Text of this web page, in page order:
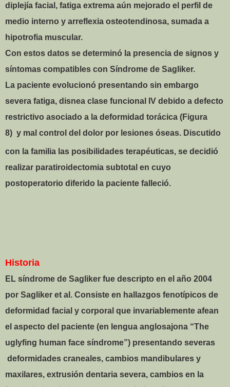
diplejía facial, fatiga extrema aún mejorado el perfil de
medio interno y arreflexia osteotendinosa, sumada a
hipotrofia muscular.
Con estos datos se determinó la presencia de signos y
síntomas compatibles con Síndrome de Sagliker.
La paciente evolucionó presentando sin embargo
severa fatiga, disnea clase funcional IV debido a defecto
restrictivo asociado a la deformidad torácica (Figura
8) y mal control del dolor por lesiones óseas. Discutido
con la familia las posibilidades terapéuticas, se decidió
realizar paratiroidectomia subtotal en cuyo
postoperatorio diferido la paciente falleció.
Historia
EL síndrome de Sagliker fue descripto en el año 2004
por Sagliker et al. Consiste en hallazgos fenotípicos de
deformidad facial y corporal que invariablemente afean
el aspecto del paciente (en lengua anglosajona “The
uglyfing human face síndrome”) presentando severas
deformidades craneales, cambios mandibulares y
maxilares, extrusión dentaria severa, cambios en la